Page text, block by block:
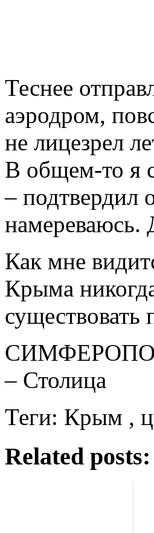
Теснее
аэродром,
не лицезрел
В общем-то я
– подтвердил
намереваюсь.
Как мне
Крыма
существовать
– Столица
Теги: Крым ,
Related posts: